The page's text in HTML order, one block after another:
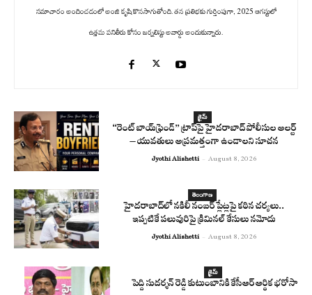
సమాచారం అందించడంలో అంజి కృషి కొనసాగుతోంది. తన ప్రతిభకు గుర్తింపుగా, 2025 ఆగస్టులో
ఉత్తమ పనితీరు కోసం జర్నలిస్టు అవార్డు అందుకున్నారు.
క్రైమ్
“రెంట్ బాయ్‌ఫ్రెండ్” ట్రాప్‌పై హైదరాబాద్ పోలీసుల అలర్ట్
– యువతులు అప్రమత్తంగా ఉండాలని సూచన
Jyothi Alishetti - August 8, 2026
తెలంగాణ
హైదరాబాద్‌లో నకిలీ నంబర్ ప్లేట్లపై కఠిన చర్యలు..
ఇప్పటికే పలువురిపై క్రిమినల్ కేసులు నమోదు
Jyothi Alishetti - August 8, 2026
క్రైమ్
పెద్ది సుదర్శన్ రెడ్డి కుటుంబానికి కేసీఆర్ ఆర్థిక భరోసా